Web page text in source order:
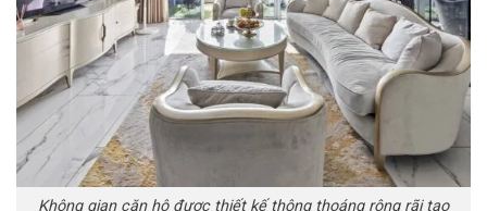
Không gian căn hộ được thiết kế thông thoáng rộng rãi tạo